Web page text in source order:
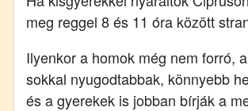
meg reggel 8 és 11 óra között
Ilyenkor a homok még nem forró,
sokkal nyugodtabbak, könnyebb
és a gyerekek is jobban bírják a